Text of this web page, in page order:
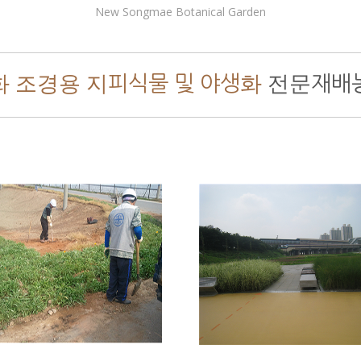
New Songmae Botanical Garden
조경용 지피식물 및 야생화 전문재배